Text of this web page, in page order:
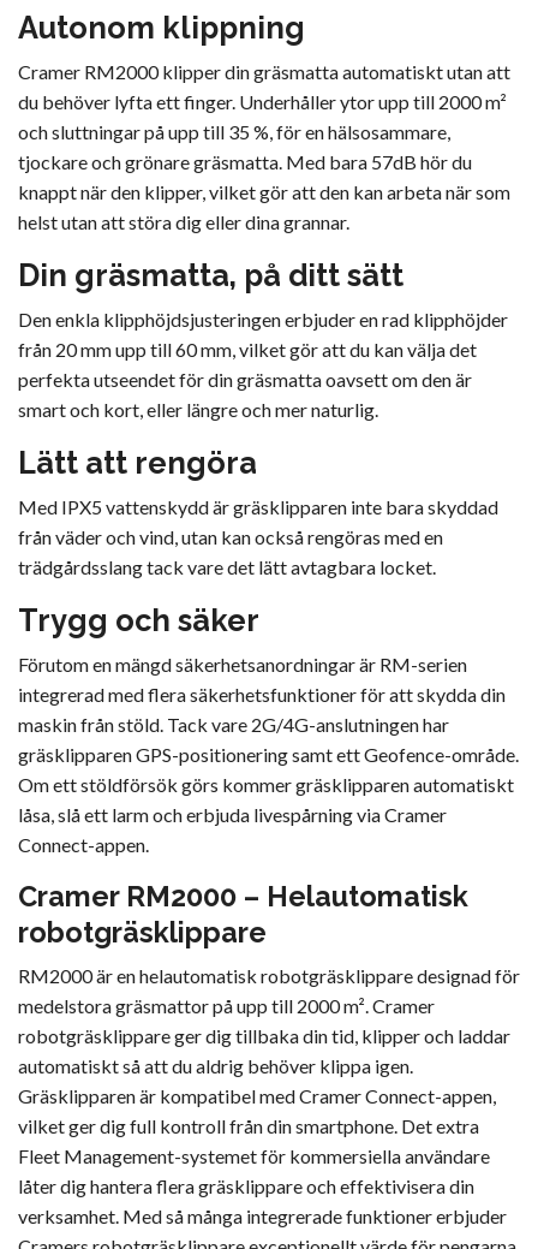
Autonom klippning
Cramer RM2000 klipper din gräsmatta automatiskt utan att
du behöver lyfta ett finger. Underhåller ytor upp till 2000 m²
och sluttningar på upp till 35 %, för en hälsosammare,
tjockare och grönare gräsmatta. Med bara 57dB hör du
knappt när den klipper, vilket gör att den kan arbeta när som
helst utan att störa dig eller dina grannar.
Din gräsmatta, på ditt sätt
Den enkla klipphöjdsjusteringen erbjuder en rad klipphöjder
från 20 mm upp till 60 mm, vilket gör att du kan välja det
perfekta utseendet för din gräsmatta oavsett om den är
smart och kort, eller längre och mer naturlig.
Lätt att rengöra
Med IPX5 vattenskydd är gräsklipparen inte bara skyddad
från väder och vind, utan kan också rengöras med en
trädgårdsslang tack vare det lätt avtagbara locket.
Trygg och säker
Förutom en mängd säkerhetsanordningar är RM-serien
integrerad med flera säkerhetsfunktioner för att skydda din
maskin från stöld. Tack vare 2G/4G-anslutningen har
gräsklipparen GPS-positionering samt ett Geofence-område.
Om ett stöldförsök görs kommer gräsklipparen automatiskt
låsa, slå ett larm och erbjuda livespårning via Cramer
Connect-appen.
Cramer RM2000 – Helautomatisk
robotgräsklippare
RM2000 är en helautomatisk robotgräsklippare designad för
medelstora gräsmattor på upp till 2000 m². Cramer
robotgräsklippare ger dig tillbaka din tid, klipper och laddar
automatiskt så att du aldrig behöver klippa igen.
Gräsklipparen är kompatibel med Cramer Connect-appen,
vilket ger dig full kontroll från din smartphone. Det extra
Fleet Management-systemet för kommersiella användare
låter dig hantera flera gräsklippare och effektivisera din
verksamhet. Med så många integrerade funktioner erbjuder